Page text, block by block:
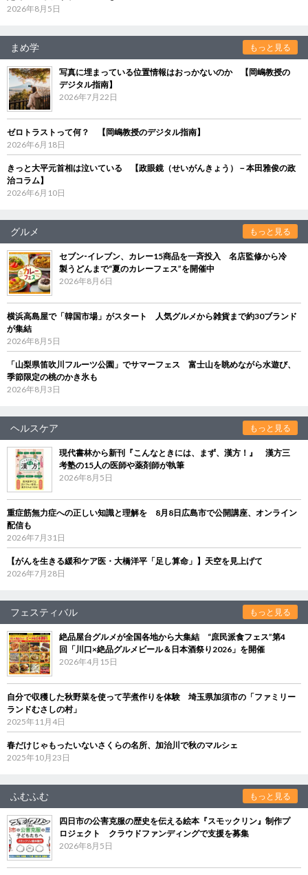
2026年8月5日
まめ学 もっと見る
写真に埋まっている位置情報はおっかないのか 【岡嶋教授の
デジタル指南】
2026年7月22日
ゼロトラストって何？ 【岡嶋教授のデジタル指南】
2026年6月18日
きっと大平元首相は泣いている 【政眼鏡（せいがんきょう）－本田雅俊の政
治コラム】
2026年6月10日
グルメ もっと見る
セブン‐イレブン、カレー15商品を一斉投入 名店監修から冷
製うどんまで“夏のカレーフェス”を開催中
2026年8月6日
横浜高島屋で「韓国市場」がスタート 人気グルメから雑貨まで約30ブランド
が集結
2026年8月5日
「山梨県笛吹川フルーツ公園」でサマーフェス 富士山を眺めながら水遊び、
季節限定の桃のかき氷も
2026年8月3日
ヘルスケア もっと見る
現代書林から新刊『こんなときには、まず、漢方！』 漢方三
考塾の15人の医師や薬剤師が執筆
2026年8月5日
重症筋無力症への正しい知識と理解を 8月8日広島市で公開講座、オンライン
配信も
2026年7月31日
【がんを生きる緩和ケア医・大橋洋平「足し算命」】天空を見上げて
2026年7月28日
フェスティバル もっと見る
絶品屋台グルメが全国各地から大集結 “庶民派食フェス”第4
回「川口×絶品グルメビール＆日本酒祭り2026」を開催
2026年4月15日
自分で収穫した秋野菜を使って芋煮作りを体験 埼玉県加須市の「ファミリー
ランドむさしの村」
2025年11月4日
春だけじゃもったいないさくらの名所、加治川で秋のマルシェ
2025年10月23日
ふむふむ もっと見る
四日市の公害克服の歴史を伝える絵本『スモックリン』制作プ
ロジェクト クラウドファンディングで支援を募集
2026年8月5日